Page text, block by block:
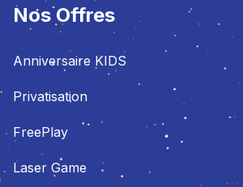
Nos Offres
Anniversaire KIDS
Privatisation
FreePlay
Laser Game